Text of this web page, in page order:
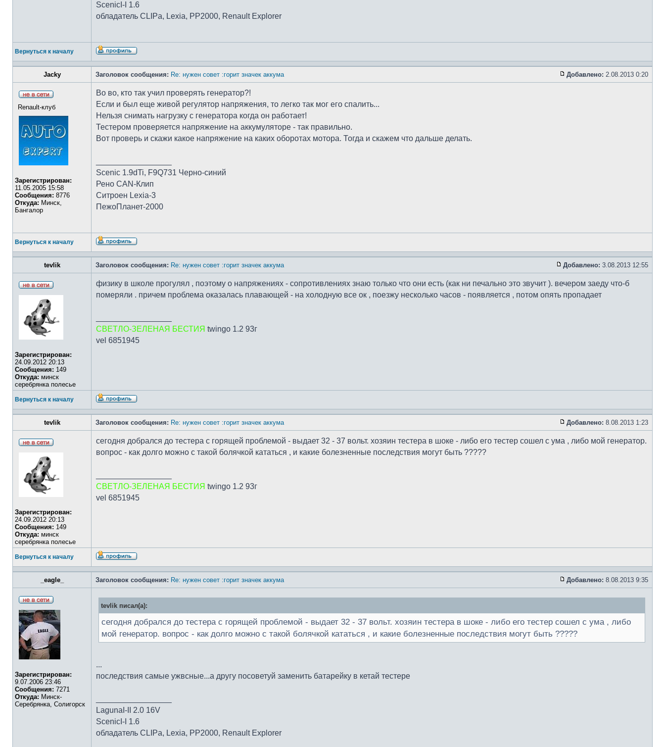
ScenicI-I 1.6
обладатель CLIPa, Lexia, PP2000, Renault Explorer
Вернуться к началу
Jacky Заголовок сообщения: Re: нужен совет :горит значек аккума Добавлено: 2.08.2013 0:20
Renault-клуб
Зарегистрирован:
11.05.2005 15:58
Сообщения: 8776
Откуда: Минск,
Бангалор
Во во, кто так учил проверять генератор?!
Если и был еще живой регулятор напряжения, то легко так мог его спалить...
Нельзя снимать нагрузку с генератора когда он работает!
Тестером проверяется напряжение на аккумуляторе - так правильно.
Вот проверь и скажи какое напряжение на каких оборотах мотора. Тогда и скажем что дальше делать.
Scenic 1.9dTi, F9Q731 Черно-синий
Рено CAN-Клип
Ситроен Lexia-3
ПежоПланет-2000
Вернуться к началу
tevlik Заголовок сообщения: Re: нужен совет :горит значек аккума Добавлено: 3.08.2013 12:55
Зарегистрирован:
24.09.2012 20:13
Сообщения: 149
Откуда: минск
серебрянка полесье
физику в школе прогулял , поэтому о напряжениях - сопротивлениях знаю только что они есть (как ни печально это звучит ). вечером заеду что-б
померяли . причем проблема оказалась плавающей - на холодную все ок , поезжу несколько часов - появляется , потом опять пропадает
СВЕТЛО-ЗЕЛЕНАЯ БЕСТИЯ twingo 1.2 93г
vel 6851945
Вернуться к началу
tevlik Заголовок сообщения: Re: нужен совет :горит значек аккума Добавлено: 8.08.2013 1:23
Зарегистрирован:
24.09.2012 20:13
Сообщения: 149
Откуда: минск
серебрянка полесье
сегодня добрался до тестера с горящей проблемой - выдает 32 - 37 вольт. хозяин тестера в шоке - либо его тестер сошел с ума , либо мой генератор.
вопрос - как долго можно с такой болячкой кататься , и какие болезненные последствия могут быть ?????
СВЕТЛО-ЗЕЛЕНАЯ БЕСТИЯ twingo 1.2 93г
vel 6851945
Вернуться к началу
_eagle_ Заголовок сообщения: Re: нужен совет :горит значек аккума Добавлено: 8.08.2013 9:35
Зарегистрирован:
9.07.2006 23:46
Сообщения: 7271
Откуда: Минск-
Серебрянка, Солигорск
tevlik писал(а):
сегодня добрался до тестера с горящей проблемой - выдает 32 - 37 вольт. хозяин тестера в шоке - либо его тестер сошел с ума , либо
мой генератор. вопрос - как долго можно с такой болячкой кататься , и какие болезненные последствия могут быть ?????
...
последствия самые ужвсные...а другу посоветуй заменить батарейку в кетай тестере
LagunaI-II 2.0 16V
ScenicI-I 1.6
обладатель CLIPa, Lexia, PP2000, Renault Explorer